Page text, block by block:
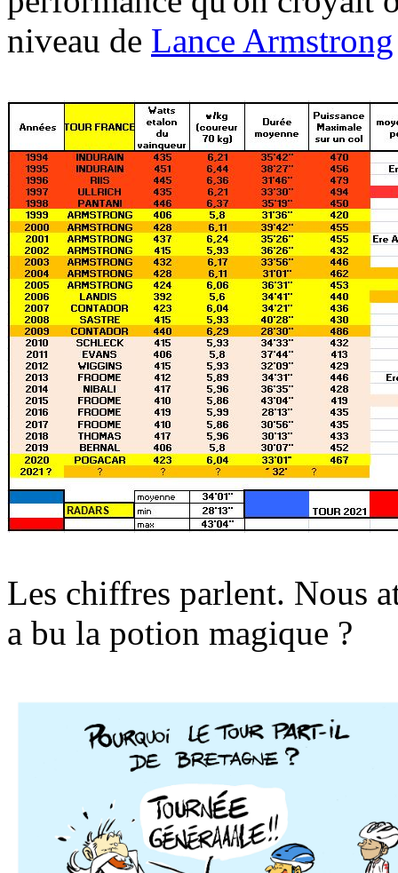
niveau de Lance Armstrong
Les chiffres parlent. Nous
a bu la potion magique ?